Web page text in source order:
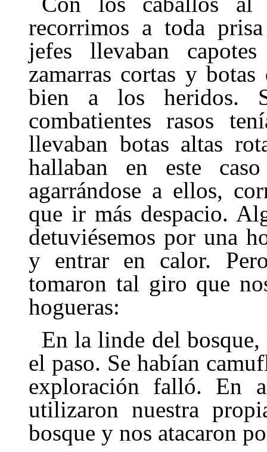
recorrimos a toda
jefes llevaban
zamarras cortas y
bien a los heridos.
combatientes rasos
llevaban botas altas
hallaban en este
agarrándose a ellos,
que ir más despacio.
detuviésemos por una
y entrar en calor.
tomaron tal giro que
hogueras:
En la linde del bosque,
el paso. Se habían
exploración falló. En
utilizaron nuestra
bosque y nos atacaron